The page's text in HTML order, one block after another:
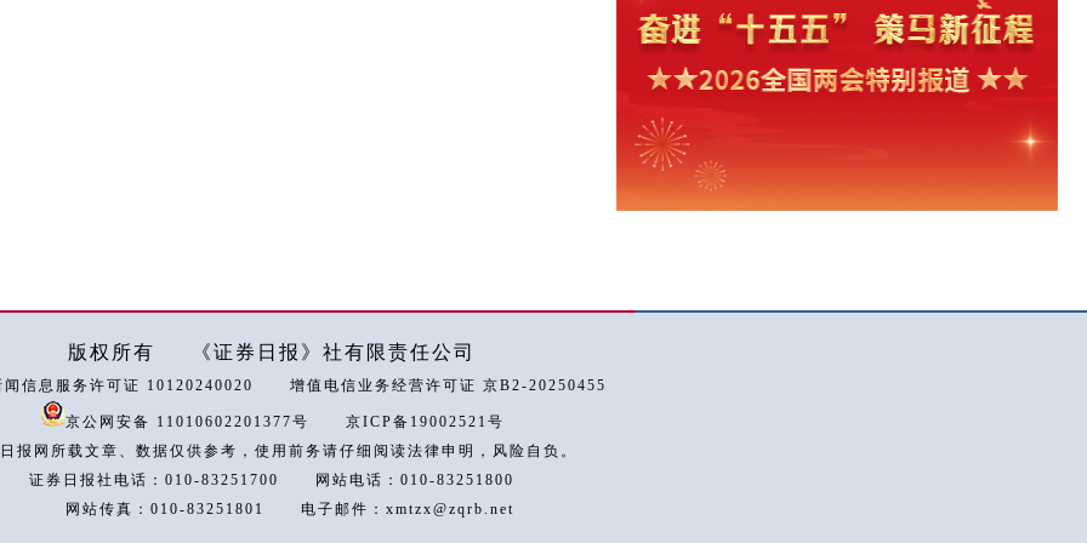
版权所有 《证券日报》社有限责任公司
闻信息服务许可证 10120240020 增值电信业务经营许可证 京B2-20250455
京公网安备 11010602201377号
京ICP备19002521号
报网所载文章、数据仅供参考，使用前务请仔细阅读法律申明，风险自负。
证券日报社电话：010-83251700
网站电话：010-83251800
网站传真：010-83251801
电子邮件：xmtzx@zqrb.net